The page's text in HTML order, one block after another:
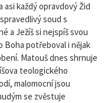
každý opravdový Žid
soud s
a Ježíš si nejspíš svou
Boha potřeboval i nějak
Matouš dnes shrnuje
teologického
malomocní jsou
se zvěstuje